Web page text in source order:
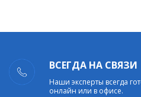
ВСЕГДА НА СВЯЗИ
Наши эксперты всегда
онлайн или в офисе.